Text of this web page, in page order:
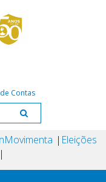
Contas
Movimenta Eleições